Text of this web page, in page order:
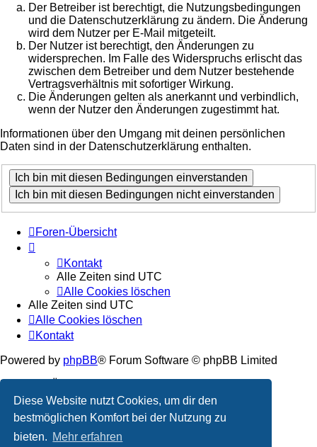
Diese Website nutzt Cookies, um dir den
bestmöglichen Komfort bei der Nutzung zu
bieten. Mehr erfahren
Der Betreiber ist berechtigt, die Nutzungsbedingungen
und die Datenschutzerklärung zu ändern. Die Änderung
wird dem Nutzer per E-Mail mitgeteilt.
Der Nutzer ist berechtigt, den Änderungen zu
widersprechen. Im Falle des Widerspruchs erlischt das
zwischen dem Betreiber und dem Nutzer bestehende
Vertragsverhältnis mit sofortiger Wirkung.
Die Änderungen gelten als anerkannt und verbindlich,
wenn der Nutzer den Änderungen zugestimmt hat.
Informationen über den Umgang mit deinen persönlichen
Daten sind in der Datenschutzerklärung enthalten.
Foren-Übersicht
Kontakt
Alle Zeiten sind UTC
Alle Cookies löschen
Alle Zeiten sind UTC
Alle Cookies löschen
Kontakt
Powered by phpBB® Forum Software © phpBB Limited
Deutsche Übersetzung durch
Datenschutz |Nutzungsbedingungen